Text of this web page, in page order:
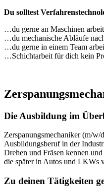
Du solltest
…du gerne an Maschinen
…du mechanische Abläufe
…du gerne in einem Team
…Schichtarbeit für dich kein
Die Ausbildung im
Zerspanungsmechaniker (m/
Ausbildungsberuf in der
Drehen und Fräsen kennen
die später in Autos und LKWs
Zu deinen Tätigkeiten